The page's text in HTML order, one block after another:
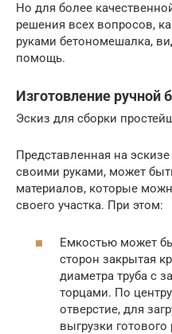
Но для более
решения всех вопросов,
руками бетономешалка,
помощь.
Изготовление ручной
Эскиз для сборки
Представленная на
своими руками, может
материалов, которые
своего участка. При этом:
Емкостью может
сторон закрытая
диаметра труба с
торцами. По
отверстие, для
выгрузки готового